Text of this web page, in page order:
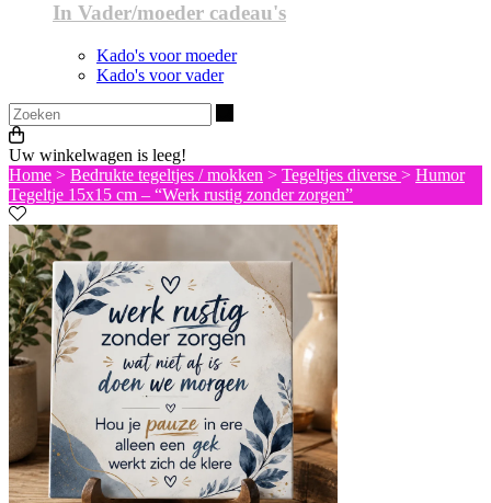
In Vader/moeder cadeau's
Kado's voor moeder
Kado's voor vader
Uw winkelwagen is leeg!
Home > Bedrukte tegeltjes / mokken > Tegeltjes diverse > Humor
Tegeltje 15x15 cm – “Werk rustig zonder zorgen”